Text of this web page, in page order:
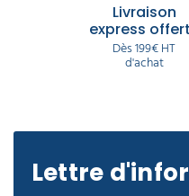
Livraison
express
Dès 199€ HT
d'achat
Lettre